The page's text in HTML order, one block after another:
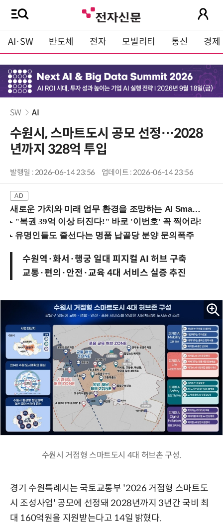
AI·SW 반도체 전자 모빌리티 통신 경제
SW AI
수원시, 스마트도시 공모 선정…2028
년까지 328억 투입
발행일 : 2026-06-14 23:56 업데이트 : 2026-06-14 23:56
새로운 가치와 미래 업무 환경을 조망하는 AI Smart Work Summit 2026 (9/11 코엑스)
수원역·화서·행궁 일대 피지컬 AI 허브 구축
교통·편의·안전·교육 4대 서비스 실증 추진
수원시 거점형 스마트도시 4대 허브촌 구성.
경기 수원특례시는 국토교통부 '2026 거점형 스마트도
시 조성사업' 공모에 선정돼 2028년까지 3년간 국비 최
대 160억원을 지원받는다고 14일 밝혔다.